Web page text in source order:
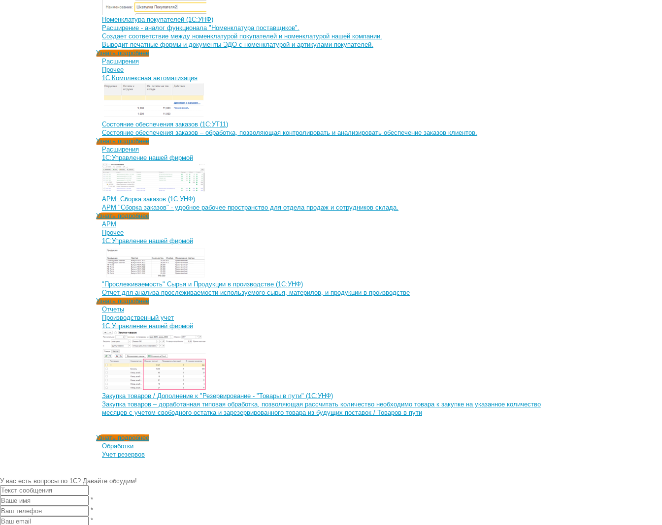
Номенклатура покупателей (1С:УНФ)
Расширение - аналог функционала "Номенклатура поставщиков".
Создает соответствие между номенклатурой покупателей и номенклатурой нашей компании.
Выводит печатные формы и документы ЭДО с номенклатурой и артикулами покупателей.
Узнать подробнее
Расширения
Прочее
1С:Комплексная автоматизация
Состояние обеспечения заказов (1С:УТ11)
Состояние обеспечения заказов – обработка, позволяющая контролировать и анализировать обеспечение заказов клиентов.
Узнать подробнее
Расширения
1С:Управление нашей фирмой
АРМ: Сборка заказов (1С:УНФ)
АРМ "Сборка заказов" - удобное рабочее пространство для отдела продаж и сотрудников склада.
Узнать подробнее
АРМ
Прочее
1С:Управление нашей фирмой
"Прослеживаемость" Сырья и Продукции в производстве (1С:УНФ)
Отчет для анализа прослеживаемости используемого сырья, материлов, и продукции в производстве
Узнать подробнее
Отчеты
Производственный учет
1С:Управление нашей фирмой
Закупка товаров / Дополнение к "Резервирование - "Товары в пути" (1С:УНФ)
Закупка товаров – доработанная типовая обработка, позволяющая рассчитать количество необходимо товара к закупке на указанное количество
месяцев с учетом свободного остатка и зарезервированного товара из будущих поставок / Товаров в пути
Узнать подробнее
Обработки
Учет резервов
У вас есть вопросы по 1С? Давайте обсудим!
*
*
*